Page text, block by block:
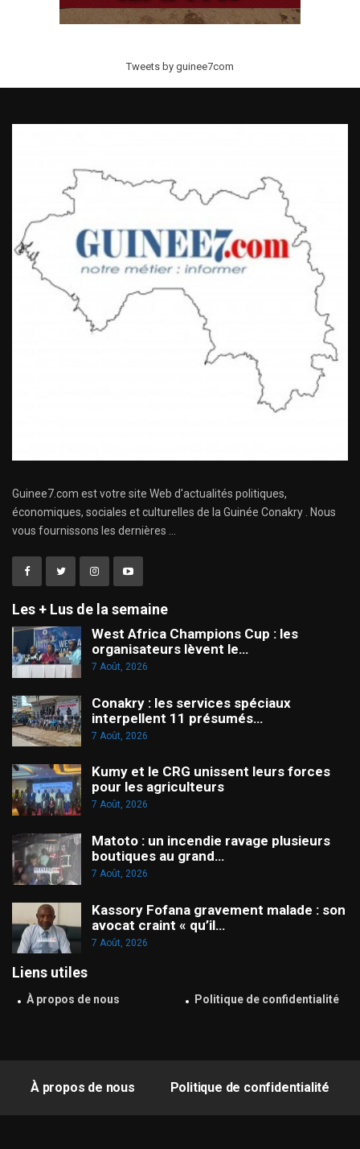
Tweets by guinee7com
Guinee7.com est votre site Web d'actualités politiques,
économiques, sociales et culturelles de la Guinée Conakry . Nous
vous fournissons les dernières ...
Les + Lus de la semaine
West Africa Champions Cup : les
organisateurs lèvent le…
7 Août, 2026
Conakry : les services spéciaux
interpellent 11 présumés…
7 Août, 2026
Kumy et le CRG unissent leurs forces
pour les agriculteurs
7 Août, 2026
Matoto : un incendie ravage plusieurs
boutiques au grand…
7 Août, 2026
Kassory Fofana gravement malade : son
avocat craint « qu’il…
7 Août, 2026
Liens utiles
À propos de nous Politique de confidentialité
À propos de nous Politique de confidentialité